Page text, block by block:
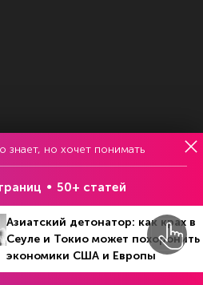
В номере
знает, но хочет понимать
50+ статей
Азиатский детонатор: как крах в
Сеуле и Токио может похоронить
экономики США и Европы